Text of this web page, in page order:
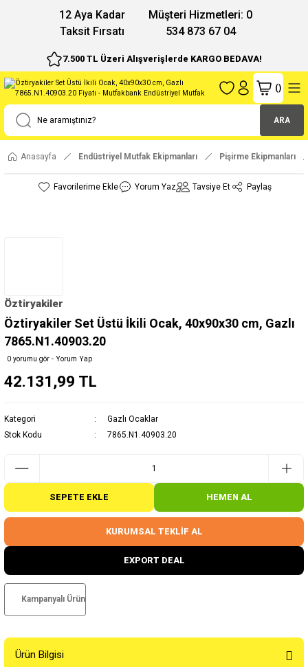
12 Aya Kadar
Taksit Fırsatı
Müşteri Hizmetleri: 0
534 873 67 04
7.500 TL Üzeri Alışverişlerde KARGO BEDAVA!
ARA
()
Anasayfa Endüstriyel Mutfak Ekipmanları Pişirme Ekipmanları
Yorum Yaz Tavsiye Et Paylaş
Öztiryakiler
Öztiryakiler Set Üstü İkili Ocak, 40x90x30 cm, Gazlı
7865.N1.40903.20
0 yorumu gör - Yorum Yap
42.131,99 TL
Kategori
Gazlı Ocaklar
Stok Kodu
7865.N1.40903.20
SEPETE EKLE HEMEN AL
KURUMSAL TEKLİF AL
EXPORT DEAL
Kampanyalı Ürün
Ürün Bilgisi